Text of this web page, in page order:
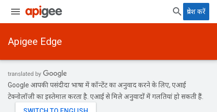
प्रवेश करें
Apigee Edge
Google आपकी पसंदीदा भाषा में कॉन्टेंट का अनुवाद करने के लिए, एआई
टेक्नोलॉजी का इस्तेमाल करता है. एआई से मिले अनुवादों में गलतियां हो सकती हैं.